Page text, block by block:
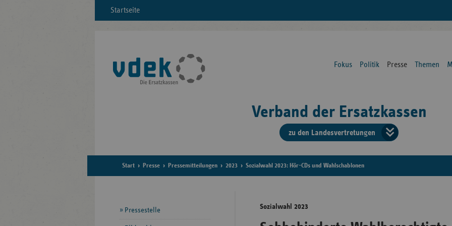
Startseite
Fokus Politik Presse Themen
Verband der Ersatzkassen
zu den Landesvertretungen
der
Start Presse Pressemitteilungen 2023 Sozialwahl 2023: Hör-CDs und Wahlschablonen
Sozialwahl 2023
Seitennavigation
Pressestelle